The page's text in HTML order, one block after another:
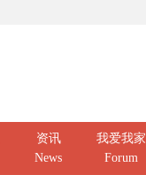
资讯
News
我爱我家
Forum